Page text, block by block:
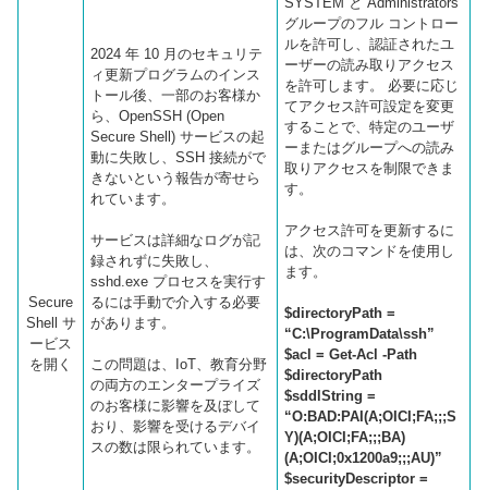
Secure
Shell サ
ービス
を開く
2024 年 10 月のセキュリテ
ィ更新プログラムのインス
トール後、一部のお客様か
ら、OpenSSH (Open
Secure Shell) サービスの起
動に失敗し、SSH 接続がで
きないという報告が寄せら
れています。
サービスは詳細なログが記
録されずに失敗し、
sshd.exe プロセスを実行す
るには手動で介入する必要
があります。
この問題は、IoT、教育分野
の両方のエンタープライズ
のお客様に影響を及ぼして
おり、影響を受けるデバイ
スの数は限られています。
グループのフル コントロー
ルを許可し、認証されたユ
ーザーの読み取りアクセス
を許可します。 必要に応じ
てアクセス許可設定を変更
することで、特定のユーザ
ーまたはグループへの読み
取りアクセスを制限できま
す。
アクセス許可を更新するに
は、次のコマンドを使用し
ます。
$directoryPath =
“C:\ProgramData\ssh”
$acl = Get-Acl -Path
$directoryPath
$sddlString =
“O:BAD:PAI(A;OICI;FA;;;S
Y)(A;OICI;FA;;;BA)
(A;OICI;0x1200a9;;;AU)”
$securityDescriptor =